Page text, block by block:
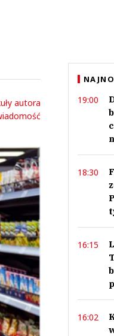
autora
19:00
18:30
16:15
16:02